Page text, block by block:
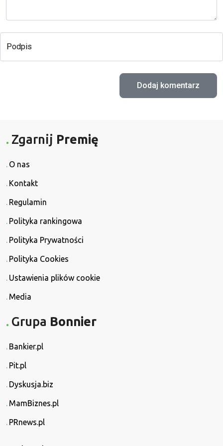
Podpis
Zgarnij Premię
O nas
Kontakt
Regulamin
Polityka rankingowa
Polityka Prywatności
Polityka Cookies
Ustawienia plików cookie
Media
Grupa Bonnier
Bankier.pl
Pit.pl
Dyskusja.biz
MamBiznes.pl
PRnews.pl